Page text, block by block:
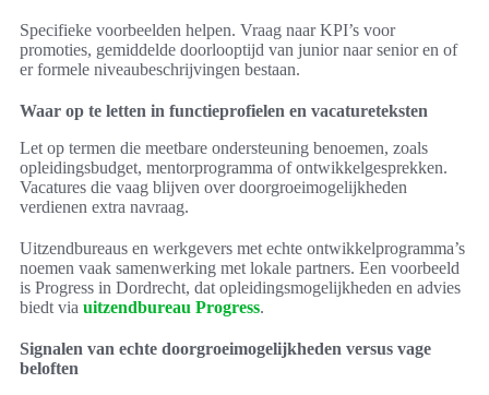
Specifieke voorbeelden helpen. Vraag naar KPI’s voor
promoties, gemiddelde doorlooptijd van junior naar senior en of
er formele niveaubeschrijvingen bestaan.
Waar op te letten in functieprofielen en vacatureteksten
Let op termen die meetbare ondersteuning benoemen, zoals
opleidingsbudget, mentorprogramma of ontwikkelgesprekken.
Vacatures die vaag blijven over doorgroeimogelijkheden
verdienen extra navraag.
Uitzendbureaus en werkgevers met echte ontwikkelprogramma’s
noemen vaak samenwerking met lokale partners. Een voorbeeld
is Progress in Dordrecht, dat opleidingsmogelijkheden en advies
biedt via uitzendbureau Progress.
Signalen van echte doorgroeimogelijkheden versus vage
beloften